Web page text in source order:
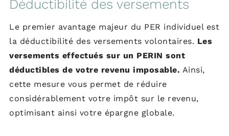
Déductibilité des versements
Le premier avantage majeur du PER individuel est
la déductibilité des versements volontaires. Les
versements effectués sur un PERIN sont
déductibles de votre revenu imposable. Ainsi,
cette mesure vous permet de réduire
considérablement votre impôt sur le revenu,
optimisant ainsi votre épargne globale.